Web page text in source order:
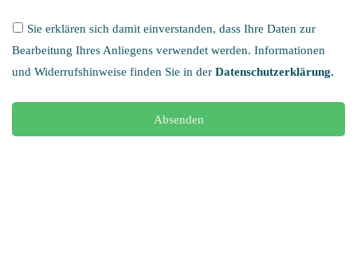
Sie erklären sich damit einverstanden, dass Ihre Daten zur
Bearbeitung Ihres Anliegens verwendet werden. Informationen
und Widerrufshinweise finden Sie in der Datenschutzerklärung.
Bitte